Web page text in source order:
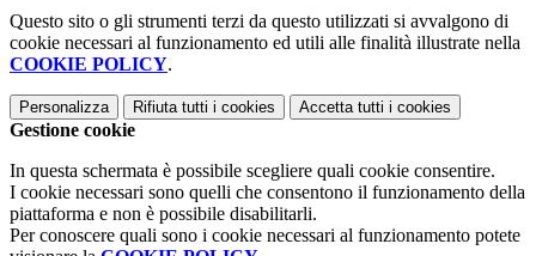
Questo sito o gli strumenti terzi da questo utilizzati si avvalgono di
cookie necessari al funzionamento ed utili alle finalità illustrate nella
COOKIE POLICY.
Personalizza Rifiuta tutti i cookies Accetta tutti i cookies
Gestione cookie
In questa schermata è possibile scegliere quali cookie consentire.
I cookie necessari sono quelli che consentono il funzionamento della
piattaforma e non è possibile disabilitarli.
Per conoscere quali sono i cookie necessari al funzionamento potete